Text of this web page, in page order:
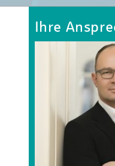
Ihre